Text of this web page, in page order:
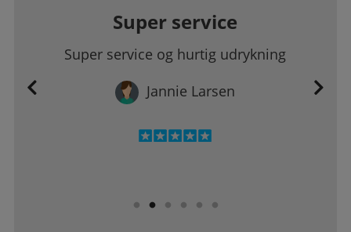
Super service
Super service og hurtig udrykning
Jannie Larsen